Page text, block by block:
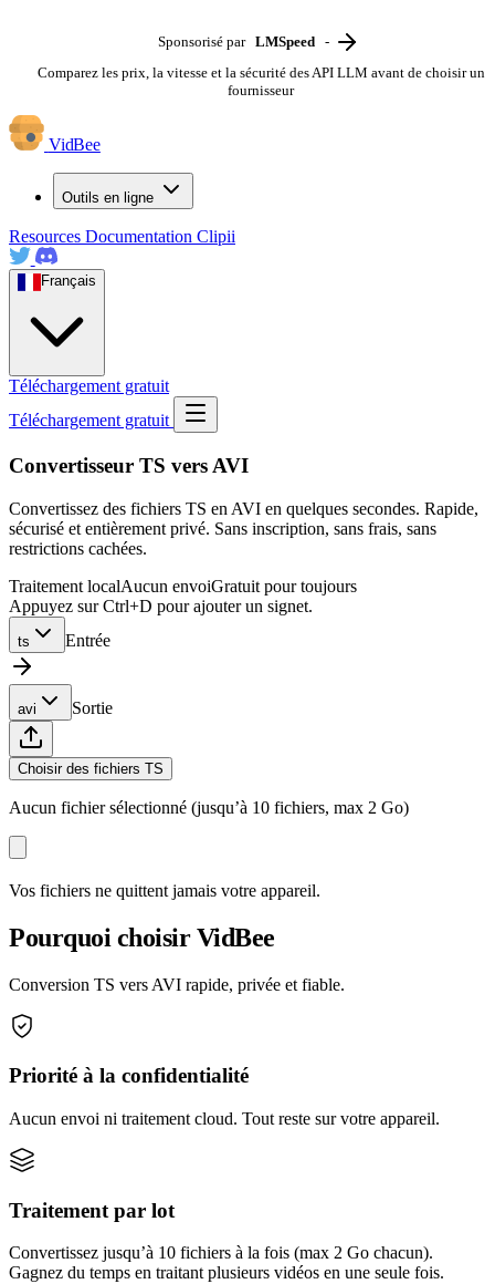
Sponsorisé par LMSpeed
-
Comparez les prix, la vitesse et la sécurité des API LLM avant de choisir un
fournisseur
VidBee
Outils en ligne
Resources Documentation Clipii
Français
Téléchargement gratuit
Téléchargement gratuit
Convertisseur TS vers AVI
Convertissez des fichiers TS en AVI en quelques secondes. Rapide,
sécurisé et entièrement privé. Sans inscription, sans frais, sans
restrictions cachées.
Traitement localAucun envoiGratuit pour toujours
Appuyez sur Ctrl+D pour ajouter un signet.
ts Entrée
avi Sortie
Choisir des fichiers TS
Aucun fichier sélectionné (jusqu’à 10 fichiers, max 2 Go)
Vos fichiers ne quittent jamais votre appareil.
Pourquoi choisir VidBee
Conversion TS vers AVI rapide, privée et fiable.
Priorité à la confidentialité
Aucun envoi ni traitement cloud. Tout reste sur votre appareil.
Traitement par lot
Convertissez jusqu’à 10 fichiers à la fois (max 2 Go chacun).
Gagnez du temps en traitant plusieurs vidéos en une seule fois.